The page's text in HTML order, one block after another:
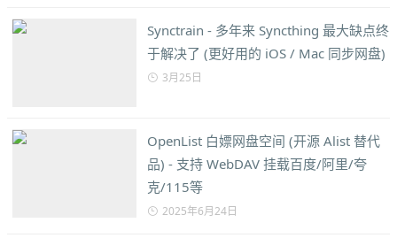
Synctrain - 多年来 Syncthing 最大缺点终
于解决了 (更好用的 iOS / Mac 同步网盘)
3月25日
OpenList 白嫖网盘空间 (开源 Alist 替代
品) - 支持 WebDAV 挂载百度/阿里/夸
克/115等
2025年6月24日